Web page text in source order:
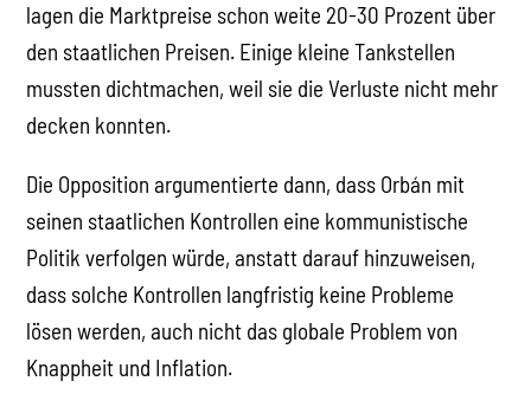
lagen die Marktpreise schon weite 20-30 Prozent über
den staatlichen Preisen. Einige kleine Tankstellen
mussten dichtmachen, weil sie die Verluste nicht mehr
decken konnten.
Die Opposition argumentierte dann, dass Orbán mit
seinen staatlichen Kontrollen eine kommunistische
Politik verfolgen würde, anstatt darauf hinzuweisen,
dass solche Kontrollen langfristig keine Probleme
lösen werden, auch nicht das globale Problem von
Knappheit und Inflation.